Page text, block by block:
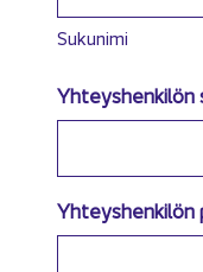
Sukunimi
Yhteyshenkilön
Yhteyshenkilön